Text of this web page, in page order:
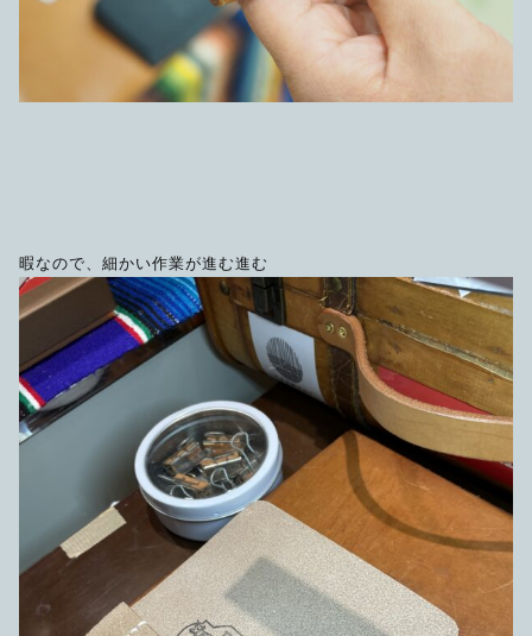
暇なので、細かい作業が進む進む